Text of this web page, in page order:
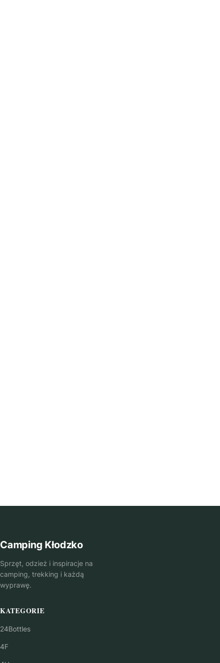
Camping Kłodzko
Sprzęt, odzież i inspiracje na
camping, trekking i każdą
wyprawę.
KATEGORIE
24Bottles
4F